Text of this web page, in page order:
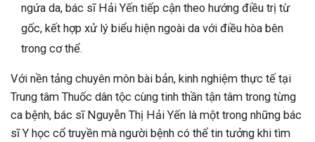
ngứa da, bác sĩ Hải Yến tiếp cận theo hướng điều trị từ
gốc, kết hợp xử lý biểu hiện ngoài da với điều hòa bên
trong cơ thể.
Với nền tảng chuyên môn bài bản, kinh nghiệm thực tế tại
Trung tâm Thuốc dân tộc cùng tinh thần tận tâm trong từng
ca bệnh, bác sĩ Nguyễn Thị Hải Yến là một trong những bác
sĩ Y học cổ truyền mà người bệnh có thể tin tưởng khi tìm